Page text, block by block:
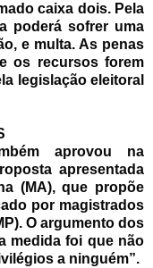
caixa dois. Pela
poderá sofrer uma
e multa. As penas
os recursos forem
legislação eleitoral
aprovou na
apresentada
(MA), que propõe
por magistrados
O argumento dos
medida foi que não
a ninguém”.